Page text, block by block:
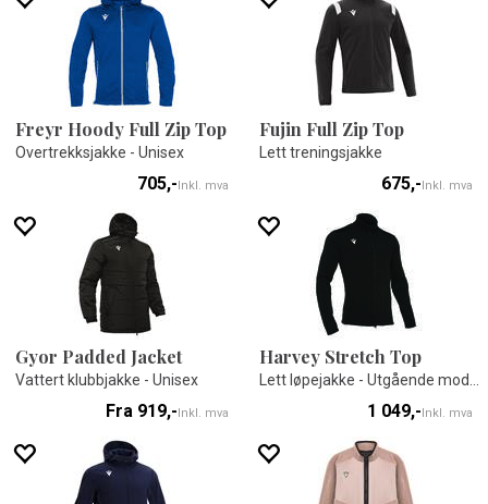
Freyr Hoody Full Zip Top
Overtrekksjakke - Unisex
705,-Inkl. mva
Fujin Full Zip Top
Lett treningsjakke
675,-Inkl. mva
Gyor Padded Jacket
Vattert klubbjakke - Unisex
Fra 919,-Inkl. mva
Harvey Stretch Top
1 049,-Inkl. mva